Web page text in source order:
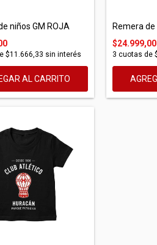
niños GM ROJA
$11.666,33 sin interés
AL CARRITO
Remera
$24.999,00
3 cuotas de